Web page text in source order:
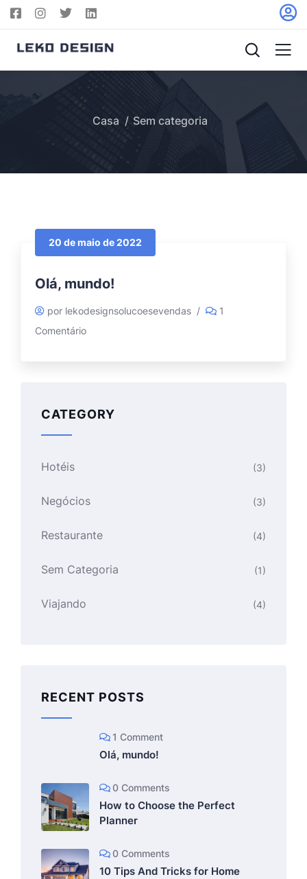
Casa Sem categoria
20 de maio de 2022
Olá, mundo!
por lekodesignsolucoesevendas /
1
Comentário
CATEGORY
Hotéis (3)
Negócios (3)
Restaurante (4)
Sem Categoria (1)
Viajando (4)
RECENT POSTS
1 Comment
Olá, mundo!
0 Comments
How to Choose the Perfect
Planner
0 Comments
10 Tips And Tricks for Home